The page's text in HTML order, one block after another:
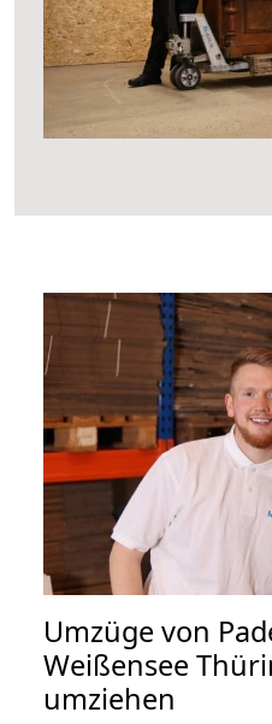
Umzüge von
Weißensee
umziehen